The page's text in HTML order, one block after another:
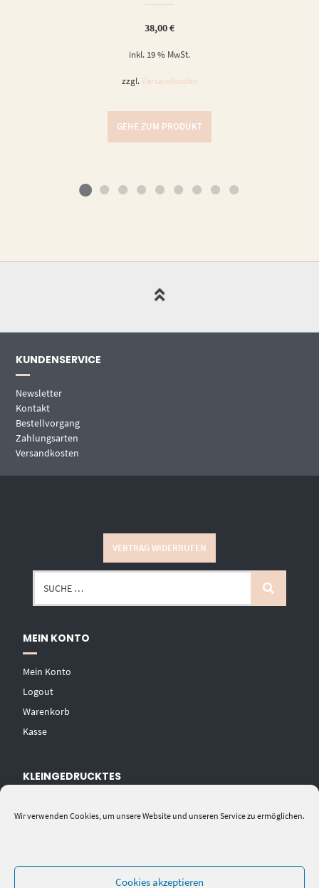
Wir verwenden Cookies, um unsere Website und unseren Service zu ermöglichen.
Cookies akzeptieren
38,00€
inkl. 19 % MwSt.
zzgl. Versandkosten
GEHE ZUM PRODUKT
KUNDENSERVICE
Newsletter
Kontakt
Bestellvorgang
Zahlungsarten
Versandkosten
VERTRAG WIDERRUFEN
MEIN KONTO
Mein Konto
Logout
Warenkorb
Kasse
KLEINGEDRUCKTES
Impressum